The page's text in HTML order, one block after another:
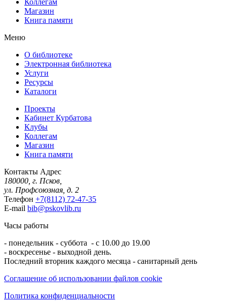
Магазин
Книга памяти
Меню
О библиотеке
Электронная библиотека
Услуги
Ресурсы
Каталоги
Проекты
Кабинет Курбатова
Клубы
Коллегам
Магазин
Книга памяти
Контакты Адрес
180000, г. Псков,
ул. Профсоюзная, д. 2
Телефон +7(8112) 72-47-35
E-mail bib@pskovlib.ru
Часы работы
- понедельник - суббота - с 10.00 до 19.00
- воскресенье - выходной день.
Последний вторник каждого месяца - санитарный день
Соглашение об использовании файлов cookie
Политика конфиденциальности